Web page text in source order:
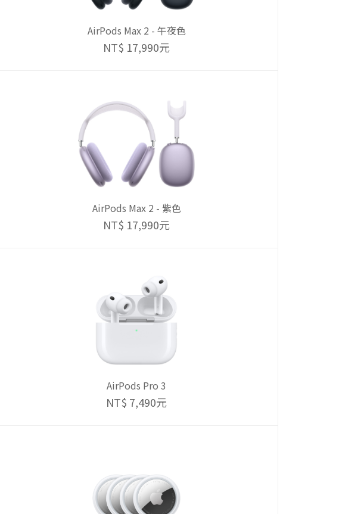
AirPods Max 2 - 午夜色
NT$ 17,990元
AirPods Max 2 - 紫色
NT$ 17,990元
AirPods Pro 3
NT$ 7,490元